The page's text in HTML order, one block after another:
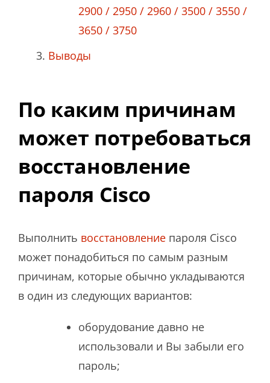
2900 / 2950 / 2960 / 3500 / 3550 /
3650 / 3750
Выводы
По каким причинам
может потребоваться
восстановление
пароля Cisco
Выполнить восстановление пароля Cisco
может понадобиться по самым разным
причинам, которые обычно укладываются
в один из следующих вариантов:
оборудование давно не
использовали и Вы забыли его
пароль;